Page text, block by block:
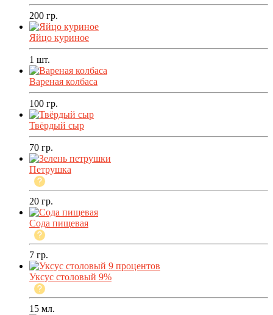
200 гр.
Яйцо куриное
1 шт.
Вареная колбаса
100 гр.
Твёрдый сыр
70 гр.
Петрушка
20 гр.
Сода пищевая
7 гр.
Уксус столовый 9%
15 мл.